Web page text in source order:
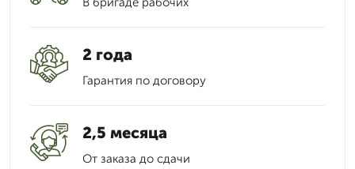
2 года
Гарантия по договору
2,5 месяца
От заказа до сдачи